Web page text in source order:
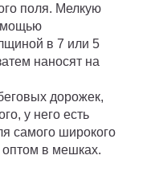
поля. Мелкую
в 7 или 5
наносят на
дорожек,
у него есть
самого широкого
оптом в мешках.